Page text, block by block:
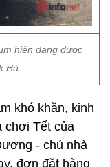
hiện đang được
Hà.
khó khăn, kinh
chơi Tết của
- chủ nhà
đơn đặt hàng